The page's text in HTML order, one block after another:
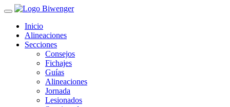
Inicio
Alineaciones
Secciones
Consejos
Fichajes
Guías
Alineaciones
Jornada
Lesionados